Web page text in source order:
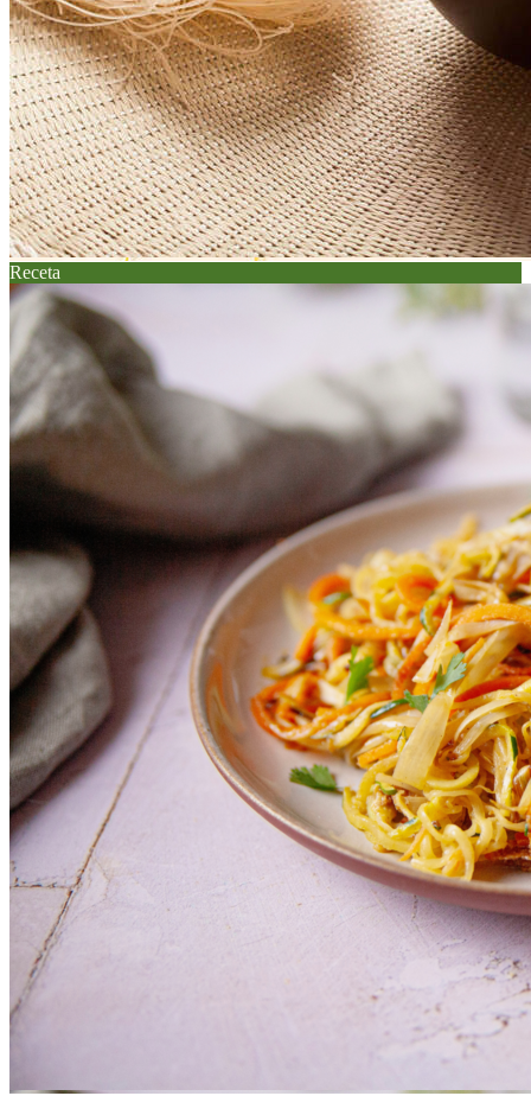
Receta